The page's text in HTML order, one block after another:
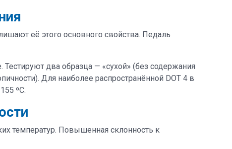
её этого основного свойства. Педаль
два образца — «сухой» (без содержания
Для наиболее распространённой DOT 4 в
ºС.
температур. Повышенная склонность к